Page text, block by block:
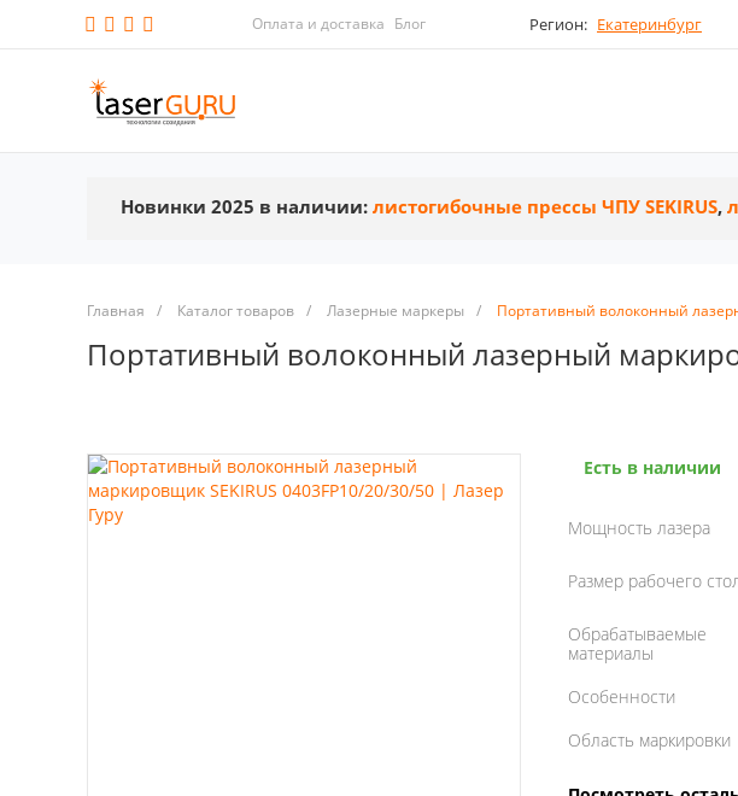
Оплата и доставка Блог Регион: Екатеринбург
Новинки 2025 в наличии: листогибочные прессы ЧПУ SEKIRUS,
Главная / Каталог товаров / Лазерные маркеры / Портативный волоконный
Портативный волоконный лазерный
Есть в наличии
Мощность лазера
Размер рабочего
Обрабатываемые
материалы
Особенности
Область маркировки